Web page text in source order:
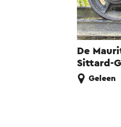
De
Sittard-
Geleen